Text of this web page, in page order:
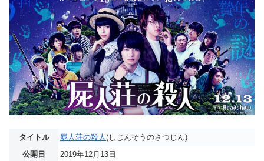
タイトル 屍人荘の殺人 (しじんそうのさつじん)
公開日
2019年12月13日